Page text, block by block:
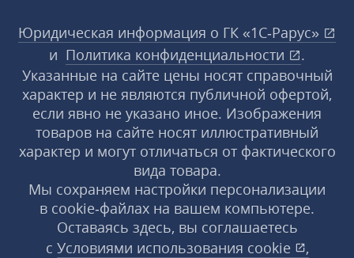
Юридическая информация о ГК «1С‑Рарус»
и Политика конфиденциальности
.
Указанные на сайте цены носят справочный
характер и не являются публичной офертой,
если явно не указано иное. Изображения
товаров на сайте носят иллюстративный
характер и могут отличаться от фактического
вида товара.
Мы сохраняем настройки персонализации
в cookie‑файлах на вашем компьютере.
Оставаясь здесь, вы соглашаетесь
с Условиями использования cookie
,